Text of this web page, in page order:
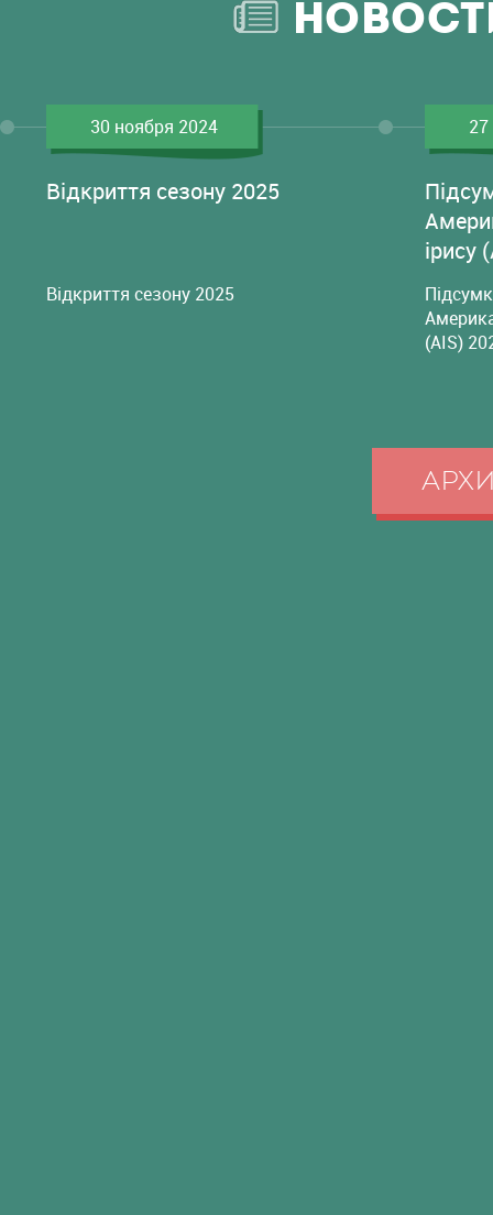
30 ноября 2024
Відкриття сезону 2025
Відкриття сезону 2025
ірису
(AIS)